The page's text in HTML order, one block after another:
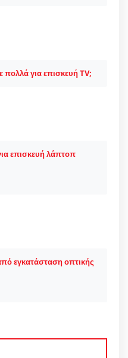
για επισκευή TV;
επισκευή λάπτοπ
εγκατάσταση οπτικής